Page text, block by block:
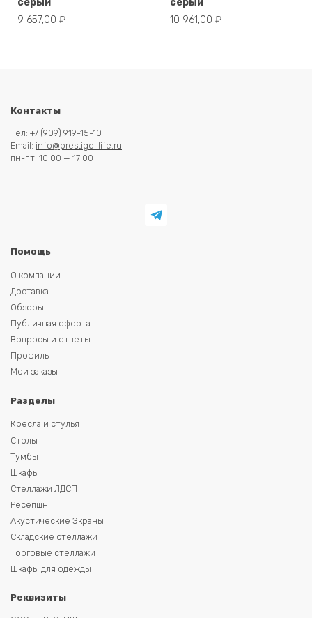
серый
9 657,00 ₽
серый
10 961,00 ₽
Контакты
Тел: +7 (909) 919-15-10
Email: info@prestige-life.ru
пн-пт: 10:00 — 17:00
Помощь
О компании
Доставка
Обзоры
Публичная оферта
Вопросы и ответы
Профиль
Мои заказы
Разделы
Кресла и стулья
Столы
Тумбы
Шкафы
Стеллажи ЛДСП
Ресепшн
Акустические Экраны
Складские стеллажи
Торговые стеллажи
Шкафы для одежды
Реквизиты